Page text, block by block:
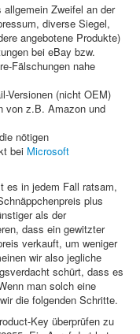
Zweifel an der
diverse Siegel,
angebotene Produkte)
bei eBay bzw.
Fälschungen nahe
Versionen (nicht OEM)
von z.B. Amazon und
nötigen
bei Microsoft
es in jedem Fall ratsam,
plus
als der
dass ein gewitzter
verkauft, um weniger
wir also jegliche
schürt, dass es
man solch eine
die folgenden Schritte.
Key überprüfen zu